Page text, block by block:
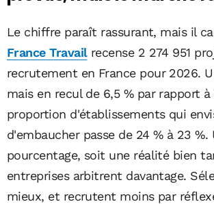
Le chiffre paraît rassurant, mais il
France Travailrecense 2 274 951
recrutement en France pour 2026.
mais en recul de 6,5 % par rapport à
proportion d'établissements qui
d'embaucher passe de 24 % à 23
pourcentage, soit une réalité bien
entreprises arbitrent davantage.
mieux, et recrutent moins par